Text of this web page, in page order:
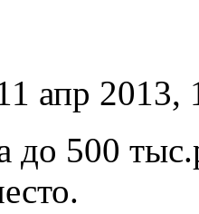
апр 2013,
до 500